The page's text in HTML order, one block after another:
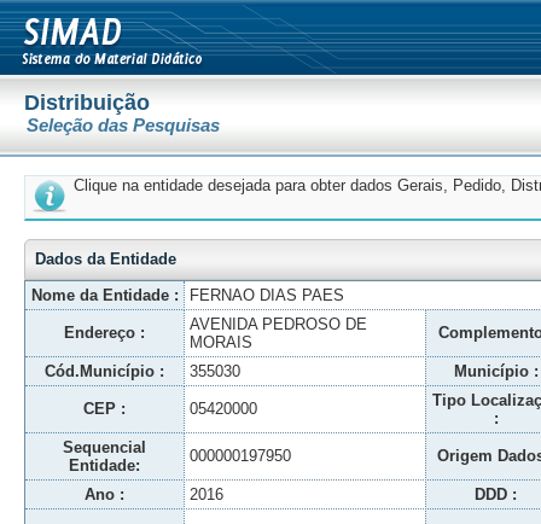
Distribuição
Seleção das Pesquisas
Clique na entidade desejada para obter dados Gerais, Pedido,
Dados da Entidade
Nome da Entidade :
FERNAO DIAS PAES
Endereço :
AVENIDA PEDROSO DE
MORAIS
Cód.Município : 355030 Município :
CEP : 05420000
Tipo
:
Sequencial
Entidade:
000000197950 Origem
Ano : 2016 DDD :